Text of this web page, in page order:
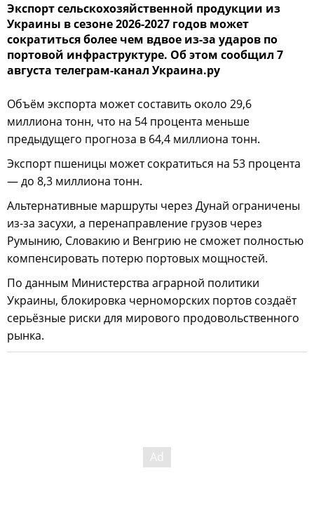
Экспорт сельскохозяйственной продукции из
Украины в сезоне 2026-2027 годов может
сократиться более чем вдвое из-за ударов по
портовой инфраструктуре. Об этом сообщил 7
августа телеграм-канал Украина.ру
Объём экспорта может составить около 29,6
миллиона тонн, что на 54 процента меньше
предыдущего прогноза в 64,4 миллиона тонн.
Экспорт пшеницы может сократиться на 53 процента
— до 8,3 миллиона тонн.
Альтернативные маршруты через Дунай ограничены
из-за засухи, а перенаправление грузов через
Румынию, Словакию и Венгрию не сможет полностью
компенсировать потерю портовых мощностей.
По данным Министерства аграрной политики
Украины, блокировка черноморских портов создаёт
серьёзные риски для мирового продовольственного
рынка.